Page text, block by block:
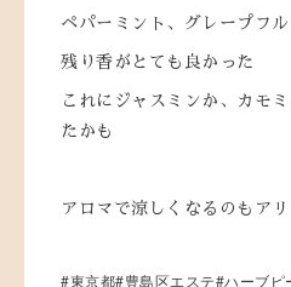
ペパーミント、グレープフル
残り香がとても良かった
これにジャスミンか、カモ
たかも
アロマで涼しくなるのもアリ
#東京都#豊島区エステ#ハーブ